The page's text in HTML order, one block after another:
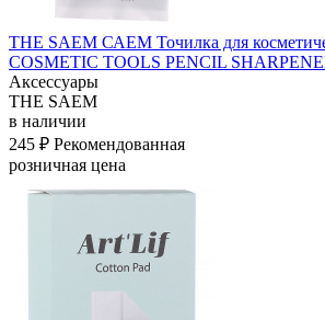
THE SAEM САЕМ Точилка для
COSMETIC TOOLS PENCIL
Аксессуары
THE SAEM
в наличии
245 ₽ Рекомендованная
розничная цена